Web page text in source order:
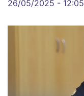
26/05/2025 - 12:05